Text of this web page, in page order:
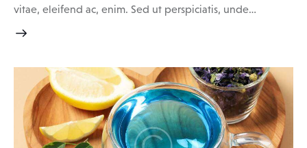
vitae, eleifend ac, enim. Sed ut perspiciatis, unde…